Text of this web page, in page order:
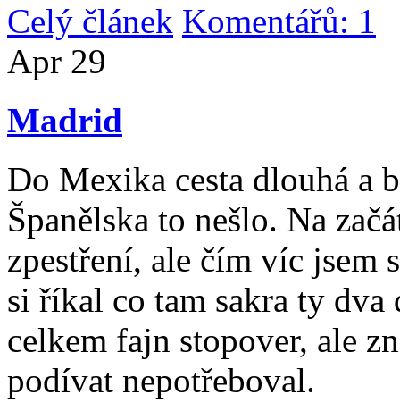
Celý článek Komentářů: 1
Apr 29
Madrid
Do Mexika cesta dlouhá a
Španělska to nešlo. Na
zpestření, ale čím víc jsem
si říkal co tam sakra ty
celkem fajn stopover, ale
podívat nepotřeboval.